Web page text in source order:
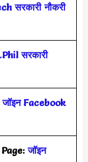
सरकारी नौकरी
सरकारी
जॉइन Facebook
जॉइन